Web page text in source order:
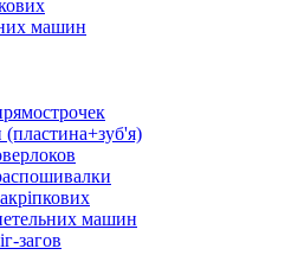
машин
(пластина+зуб'я)
машин
загов